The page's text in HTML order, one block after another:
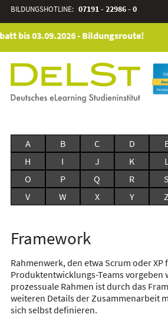
BILDUNGSHOTLINE: 07191 - 22986 - 0
bis 03.09.2026 - Bildungsroute!
A B C D
H
I J K
O
P Q R S
V
W X Y Z
Framework
Rahmenwerk, den etwa Scrum oder XP
Produktentwicklungs-Teams vorgeben
prozessuale Rahmen ist durch das
weiteren Details der Zusammenarbeit
sich selbst definieren.